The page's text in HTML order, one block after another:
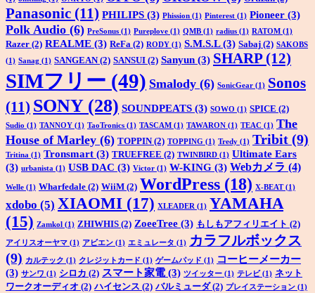
Panasonic (11) PHILIPS (3) Phission (1) Pinterest (1) Pioneer (3)
Polk Audio (6) PreSonus (1) Pureplove (1) QMB (1) radius (1) RATOM (1)
Razer (2) REALME (3) ReFa (2) RODY (1) S.M.S.L(3) Sabaj (2) SAKOBS
(1) Sanag (1) SANGEAN(2) SANSUI (2) Sanyun (3) SHARP(12)
SIMフリー (49) Smalody (6) SonicGear (1) Sonos
(11) SONY(28) SOUNDPEATS (3) SOWO (1) SPICE (2)
Sudio (1) TANNOY (1) TaoTronics (1) TASCAM (1) TAWARON (1) TEAC (1) The
House of Marley (6) TOPPIN(2) TOPPING (1) Tredy (1) Tribit (9)
Tritina (1) Tronsmart (3) TRUEFREE (2) TWINBIRD (1) Ultimate Ears
(3) urbanista (1) USB DAC (3) Victor (1) W-KING (3) Webカメラ (4)
Welle (1) Wharfedale (2) WiiM (2) WordPress (18) X-BEAT(1)
xdobo (5) XIAOMI (17) XLEADER (1) YAMAHA
(15) Zamkol (1) ZHIWHIS (2) ZoeeTree (3) もしもアフィリエイト (2)
アイリスオーヤマ (1) アビエン (1) エミュレータ (1) カラフルボックス
(9) カルテック (1) クレジットカード (1) ゲームパッド (1) コーヒーメーカー
(3) サンワ (1) シロカ (2) スマート家電 (3) ツイッター (1) テレビ(1) ネット
ワークオーディオ (2) ハイセンス (2) バルミューダ(2) プレイステーション (1)